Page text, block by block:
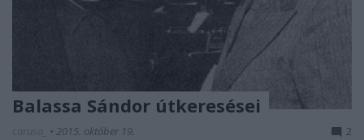
Balassa Sándor útkeresései
caruso_ • 2015. október 19. 2